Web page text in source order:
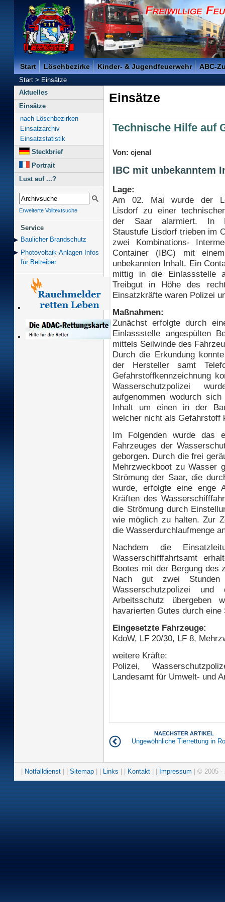
Freiwillige Feuerwehr der Kreisstadt Saarlouis -
Start Löschbezirke Kinder- & Jugendfeuerwehr ABC-
Start>Einsätze
Aktuelles
Einsätze
nach Löschbezirken
Einsatzarchiv
Einsatzstatistik
Steckbrief
Portrait
Lust auf ...?
Erweiterte Volltextsuche
Service
Baulicher Brand­schutz
Photovoltaik-Anlagen Infos
für Betreiber
Einsätze
Technische Hilfe auf
Von: cjenal
IBC mit unbekanntem
Lage:
Am 02. Mai wurde der
Lisdorf zu einer
der Saar alarmiert. In
Staustufe Lisdorf trieben im
zwei Kombinations-
Container (IBC) mit
unbekannten Inhalt. Ein
mittig in die Einlassstelle
Treibgut in Höhe des
Einsatzkräfte waren Polizei
Maßnahmen:
Zunächst erfolgte durch
Einlassstelle angespülten
mittels Seilwinde des
Durch die Erkundung
der Hersteller samt
Gefahrstoffkennzeichnung
Wasserschutzpolizei
aufgenommen wodurch
Inhalt um einen in der
welcher nicht als Gefahrstoff
Im Folgenden wurde das
Fahrzeuges der
geborgen. Durch die frei
Mehrzweckboot zu Wasser
Strömung der Saar, die
wurde, erfolgte eine enge
Kräften des
die Strömung durch
wie möglich zu halten. Zur
die Wasserdurchlaufmenge
Nachdem die
Wasserschifffahrtsamt
Bootes mit der Bergung des
Nach gut zwei
Wasserschutzpolizei
Arbeitsschutz übergeben
havarierten Gutes durch
Eingesetzte Fahrzeuge:
KdoW, LF 20/30, LF 8,
weitere Kräfte:
Polizei,
Landesamt für Umwelt- und
NAECHSTER ARTIKEL
Ungewöhnliche Tierrettung in
Notfalldienst Sitemap Links Kontakt Impressum | © 2005 -